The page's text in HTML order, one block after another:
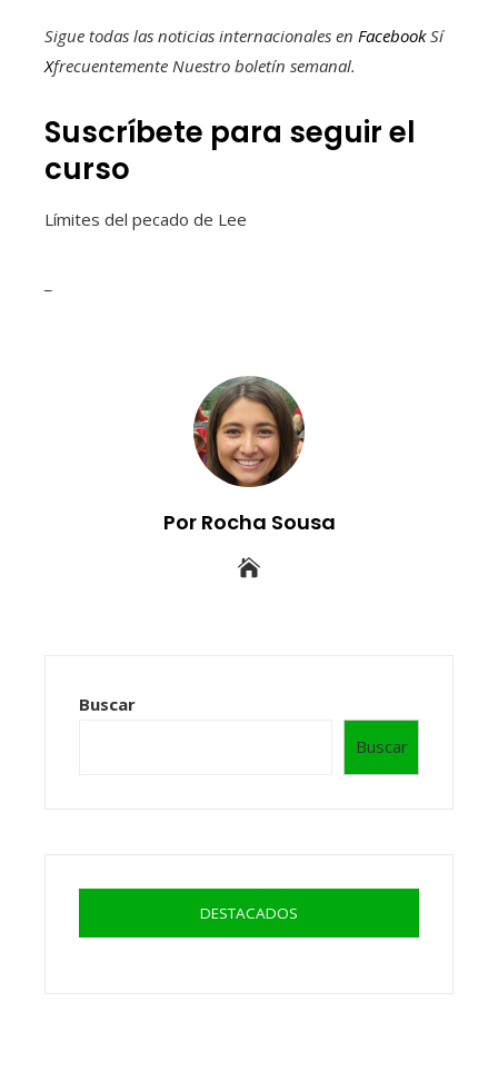
Sigue todas las noticias internacionales en FacebookSí
Xfrecuentemente Nuestro boletín semanal.
Suscríbete para seguir el
curso
Límites del pecado de Lee
Por Rocha Sousa
Buscar
Buscar
DESTACADOS